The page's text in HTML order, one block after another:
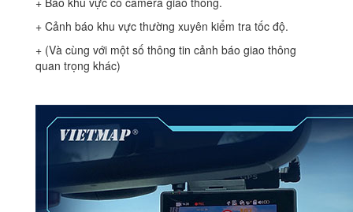
+ Cảnh báo khu vực thường xuyên kiểm tra tốc độ.
+ (Và cùng với một số thông tin cảnh báo giao thông
quan trọng khác)